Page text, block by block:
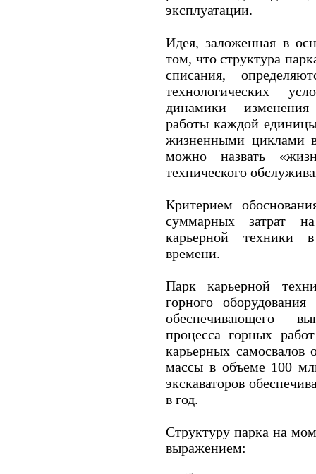
эксплуатации.
Идея, заложенная в
том, что структура
списания,
технологических
динамики изменения
работы каждой
жизненными циклами в
можно назвать
технического
Критерием
суммарных затрат
карьерной техники
времени.
Парк карьерной
горного
обеспечивающего
процесса горных
карьерных самосвалов
массы в объеме 100
экскаваторов
в год.
Структуру парка на
выражением: